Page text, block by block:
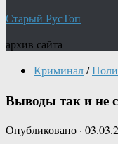
Старый РусТоп
архив сайта
Криминал/
Выводы так и не
Опубликовано ·